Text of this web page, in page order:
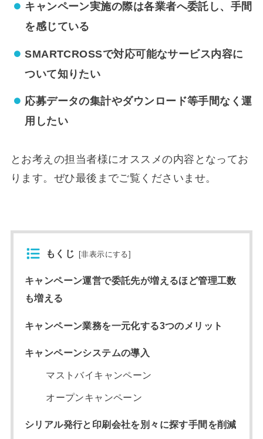
キャンペーン実施の際は各業者へ委託し、手間
を感じている
SMARTCROSSで対応可能なサービス内容に
ついて知りたい
応募データの集計やダウンロード等手間なく運
用したい
とお考えの担当者様にオススメの内容となってお
ります。ぜひ最後までご覧くださいませ。
もくじ [非表示にする]
キャンペーン運営で委託先が増えるほど管理工数
も増える
キャンペーン業務を一元化する3つのメリット
キャンペーンシステムの導入
マストバイキャンペーン
オープンキャンペーン
シリアル発行と印刷会社を別々に探す手間を削減